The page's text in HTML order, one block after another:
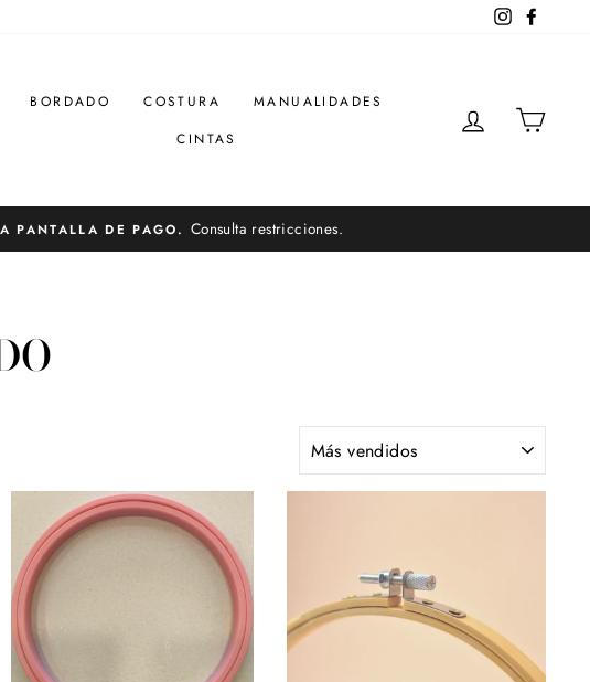
Instagram
BORDADO COSTURA
MANUALIDADES
CINTAS
INGRESAR
PANTALLA DE PAGO. Consulta restricciones.